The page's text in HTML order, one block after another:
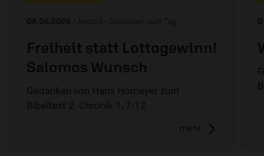
08.08.2026 / Anstoß - Gedanken zum Tag
Freiheit statt Lottogewinn!
Salomos Wunsch
Gedanken von Hans Homeyer zum
Bibeltext 2. Chronik 1, 7-12.
mehr